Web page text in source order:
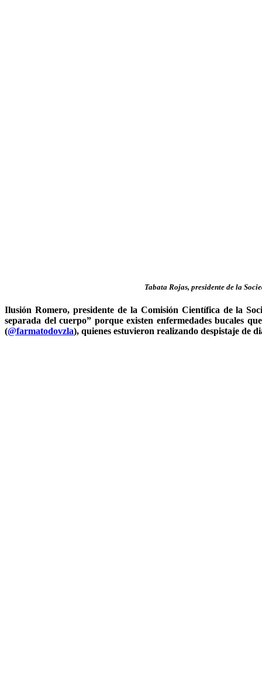
Tabata Rojas, presidente de la
Ilusión Romero, presidente de la Comisión Científica de la
separada del cuerpo” porque existen enfermedades bucales
(@farmatodovzla), quienes estuvieron realizando despistaje de